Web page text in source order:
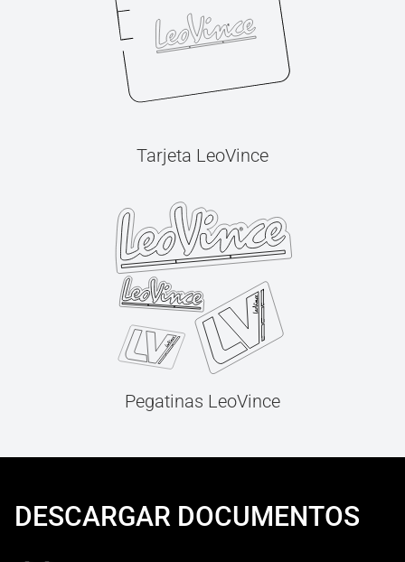
Tarjeta LeoVince
Pegatinas LeoVince
DESCARGAR DOCUMENTOS